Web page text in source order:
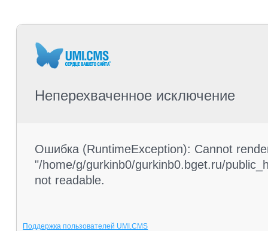
Неперехваченное исключение
Ошибка (RuntimeException): Cannot
"/home/g/gurkinb0/gurkinb0.bget.ru/
not readable.
Поддержка пользователей UMI.CMS